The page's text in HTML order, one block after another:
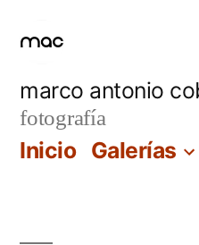
contenido
marco antonio
fotografía
Inicio Galerías